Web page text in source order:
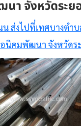
า จังหวัดระย
น ส่งไปที่เทศบางตำ
นิคมพัฒนา จังหวัดร